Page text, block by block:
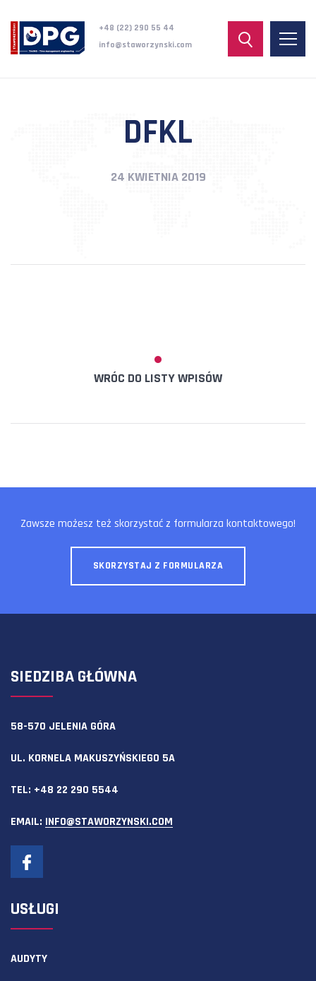
+48 (22) 290 55 44
info@staworzynski.com
DFKL
24 KWIETNIA 2019
WRÓC DO LISTY WPISÓW
Zawsze możesz też skorzystać z formularza kontaktowego!
SKORZYSTAJ Z FORMULARZA
SIEDZIBA GŁÓWNA
58-570 JELENIA GÓRA
UL. KORNELA MAKUSZYŃSKIEGO 5A
TEL: +48 22 290 5544
EMAIL: INFO@STAWORZYNSKI.COM
USŁUGI
AUDYTY